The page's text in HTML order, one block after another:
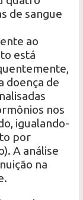
de sangue
ao
está
doença de
nos
igualando-
por
A análise
na